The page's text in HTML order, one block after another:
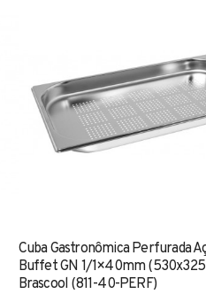
Cuba Gastronômica Perfurada
Buffet GN 1/1×40mm
Brascool (811-40-PERF)